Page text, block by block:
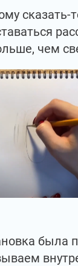
сказать-
чем
была